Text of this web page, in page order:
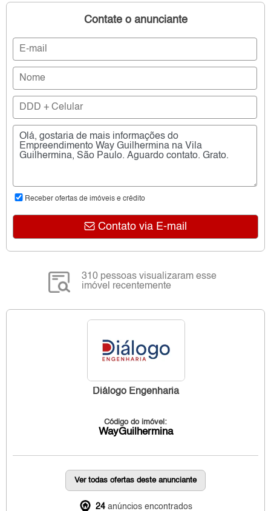
Contate o anunciante
Receber ofertas de imóveis e crédito
Contato via E-mail
310 pessoas visualizaram esse
imóvel recentemente
Diálogo Engenharia
Código do imóvel:
WayGuilhermina
Ver todas ofertas deste anunciante
24 anúncios encontrados